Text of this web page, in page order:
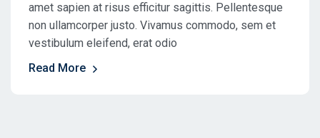
amet sapien at risus efficitur sagittis. Pellentesque
non ullamcorper justo. Vivamus commodo, sem et
vestibulum eleifend, erat odio
Read More